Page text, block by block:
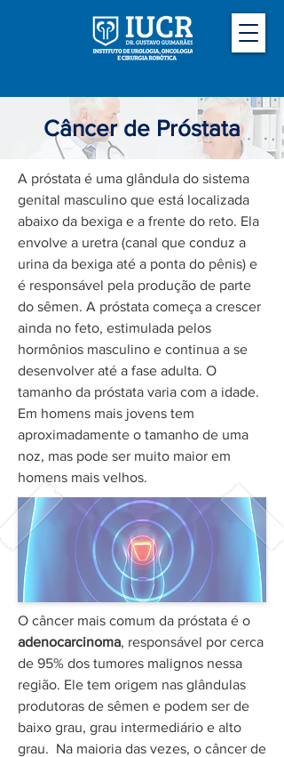
Câncer de Próstata
A próstata é uma glândula do sistema
genital masculino que está localizada
abaixo da bexiga e a frente do reto. Ela
envolve a uretra (canal que conduz a
urina da bexiga até a ponta do pênis) e
é responsável pela produção de parte
do sêmen. A próstata começa a crescer
ainda no feto, estimulada pelos
hormônios masculino e continua a se
desenvolver até a fase adulta. O
tamanho da próstata varia com a idade.
Em homens mais jovens tem
aproximadamente o tamanho de uma
noz, mas pode ser muito maior em
homens mais velhos.
O câncer mais comum da próstata é o
adenocarcinoma, responsável por cerca
de 95% dos tumores malignos nessa
região. Ele tem origem nas glândulas
produtoras de sêmen e podem ser de
baixo grau, grau intermediário e alto
grau. Na maioria das vezes, o câncer de